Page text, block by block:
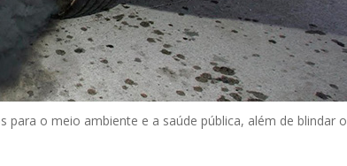
para o meio ambiente e a saúde pública, além de blindar o